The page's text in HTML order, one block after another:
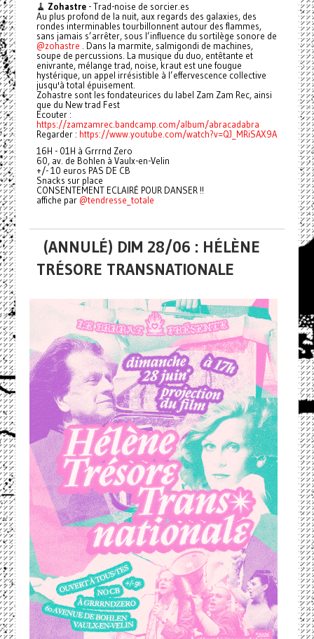
🧹 Zohastre- Trad-noise de sorcier.es
Au plus profond de la nuit, aux regards des galaxies, des
rondes interminables tourbillonnent autour des flammes,
sans jamais s’arrêter, sous l’influence du sortilège sonore de
@zohastre . Dans la marmite, salmigondi de machines,
soupe de percussions. La musique du duo, entêtante et
enivrante, mélange trad, noise, kraut est une fougue
hystérique, un appel irrésistible à l’effervescence collective
jusqu'à total épuisement.
Zohastre sont les fondateurices du label Zam Zam Rec, ainsi
que du New trad Fest
Ecouter :
https://zamzamrec.bandcamp.com/album/abracadabra
Regarder : https://www.youtube.com/watch?v=QJ_MRiSAX9A
16H - 01H à Grrrnd Zero
60, av. de Bohlen à Vaulx-en-Velin
+/- 10 euros PAS DE CB
Snacks sur place
CONSENTEMENT ECLAIRÉ POUR DANSER !!
affiche par @tendresse_totale
(ANNULÉ) DIM 28/06 : HÉLÈNE
TRÉSORE TRANSNATIONALE